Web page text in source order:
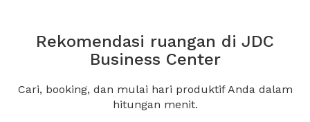
Rekomendasi ruangan di JDC
Business Center
Cari, booking, dan mulai hari produktif Anda dalam
hitungan menit.